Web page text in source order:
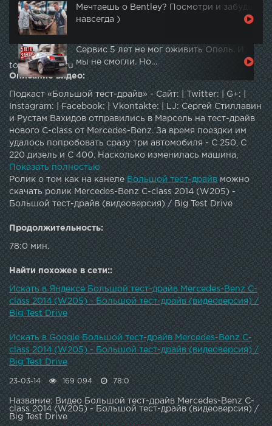
Мечтаешь о Bentley? Посмотри и забудь
навсегда )
Сервис 5 лет не мог оживить Опель. И
мы не смогли. Но…
topautotube.ru
Описание видео:
Подкаст «Большой тест-драйв» - Сайт: | Twitter: | G+: |
Instagram: | Facebook: | Vkontakte: | LJ: Сергей Стиллавин
и Рустам Вахидов отправились в Марсель на тест-драйв
нового C-class от Mercedes-Benz. За время поездки им
удалось попробовать сразу три автомобиля - C 250, C
220 дизель и С 400. Насколько изменилась машина,
можно ли однозначно сказать, что сегодня Мерседес -
это лучшие автомобили?
Показать полностью
Ролик о том как на канеле Большой тест-драйвможно
скачать ролик Mercedes-Benz C-class 2014 (W205) -
Большой тест-драйв (видеоверсия) / Big Test Drive
Продолжительность:
78:0 мин.
Найти похожее в сети::
Искать в Яндексе Большой тест-драйв Mercedes-Benz C-
class 2014 (W205) - Большой тест-драйв (видеоверсия) /
Big Test Drive
Искать в Google Большой тест-драйв Mercedes-Benz C-
class 2014 (W205) - Большой тест-драйв (видеоверсия) /
Big Test Drive
23-03-14 169 094 78:0
Название: Видео Большой тест-драйв Mercedes-Benz C-
class 2014 (W205) - Большой тест-драйв (видеоверсия) /
Big Test Drive